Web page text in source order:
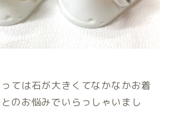
ては石が大きくてなかなかお着
のお悩みでいらっしゃいまし